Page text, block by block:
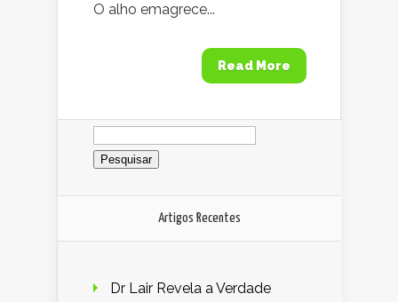
O alho emagrece...
Read More
Pesquisar
por:
Artigos Recentes
Dr Lair Revela a Verdade